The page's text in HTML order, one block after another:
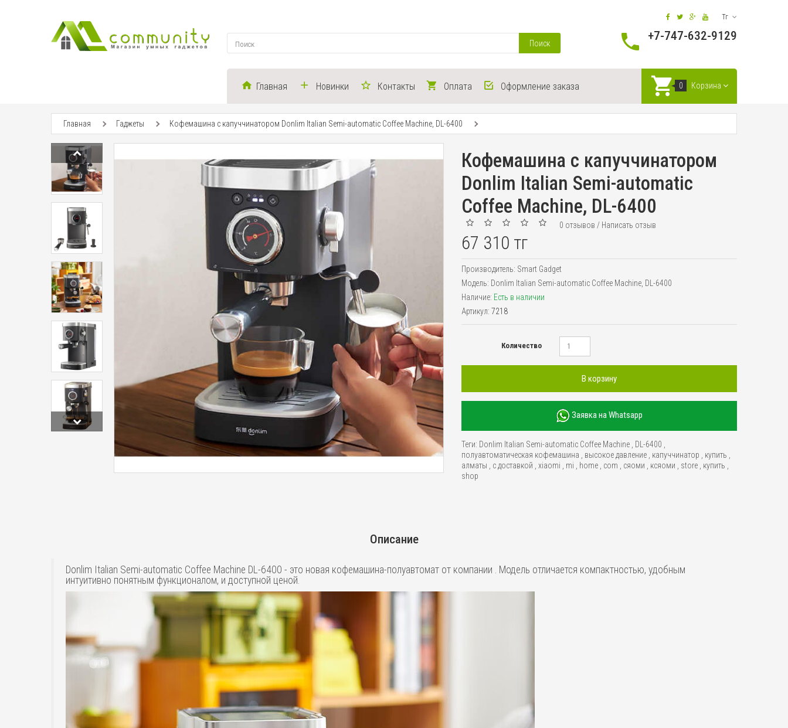
Тг
Поиск
+7-747-632-9129
Главная Новинки Контакты Оплата Оформление заказа 0 Корзина
Главная Гаджеты Кофемашина с капуччинатором Donlim Italian Semi-automatic Coffee Machine, DL-6400
Кофемашина с капуччинатором
Donlim Italian Semi-automatic
Coffee Machine, DL-6400
0 отзывов / Написать отзыв
67 310 тг
Производитель: Smart Gadget
Модель: Donlim Italian Semi-automatic Coffee Machine, DL-6400
Наличие: Есть в наличии
Артикул: 7218
Количество
В корзину
Заявка на Whatsapp
Теги: Donlim Italian Semi-automatic Coffee Machine DL-6400
полуавтоматическая кофемашина
высокое давление капуччинатор купить
алматы
с доставкой xiaomi mi home com сяоми ксяоми store купить
shop
Описание
Donlim Italian Semi-automatic Coffee Machine DL-6400 - это новая кофемашина-полуавтомат от компании . Модель отличается компактностью, удобным
интуитивно понятным функционалом, и доступной ценой.